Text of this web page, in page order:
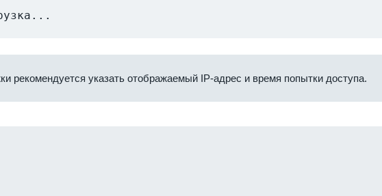
рекомендуется указать отображаемый IP-адрес и время попытки доступа.